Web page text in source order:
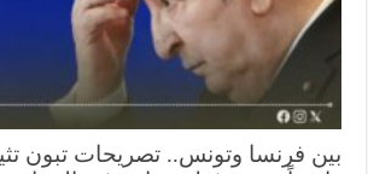
فرنسا وتونس.. تصريحات تبون تثير